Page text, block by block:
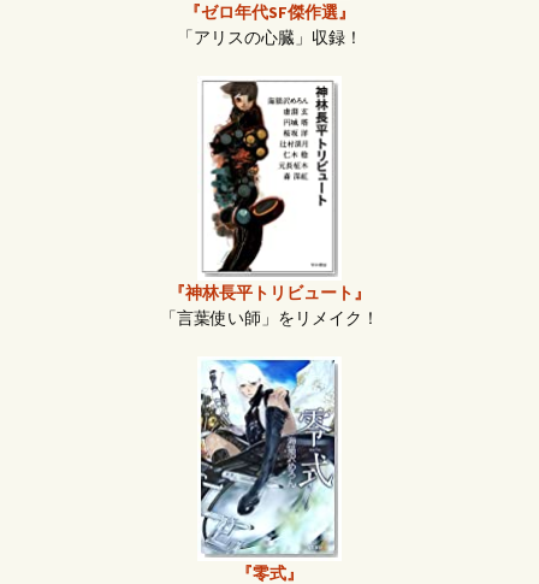
『ゼロ年代SF傑作選』
「アリスの心臓」収録！
『神林長平トリビュート』
「言葉使い師」をリメイク！
『零式』